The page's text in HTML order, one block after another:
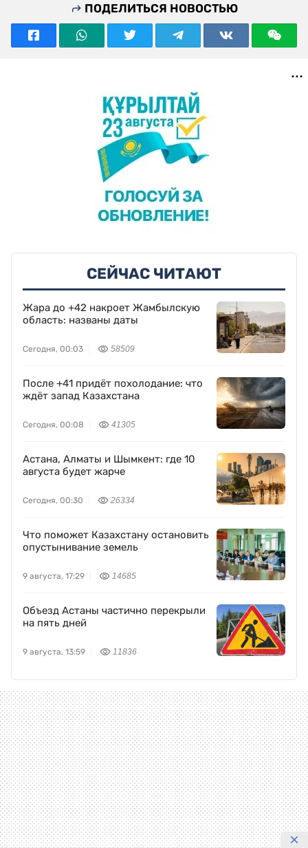
ПОДЕЛИТЬСЯ НОВОСТЬЮ
СЕЙЧАС ЧИТАЮТ
Жара до +42 накроет Жамбылскую
область: названы даты
Сегодня, 00:03 58509
После +41 придёт похолодание: что
ждёт запад Казахстана
Сегодня, 00:08 41305
Астана, Алматы и Шымкент: где 10
августа будет жарче
Сегодня, 00:30 26334
Что поможет Казахстану остановить
опустынивание земель
9 августа, 17:29 14685
Объезд Астаны частично перекрыли
на пять дней
9 августа, 13:59 11836